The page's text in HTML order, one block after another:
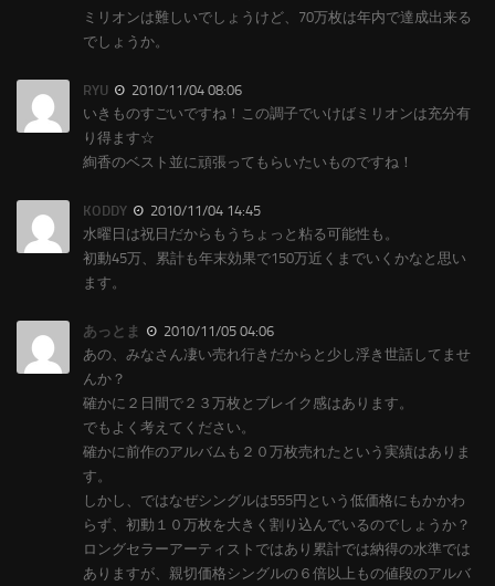
ミリオンは難しいでしょうけど、70万枚は年内で達成出来る
でしょうか。
RYU
2010/11/04 08:06
いきものすごいですね！この調子でいけばミリオンは充分有
り得ます☆
絢香のベスト並に頑張ってもらいたいものですね！
KODDY
2010/11/04 14:45
水曜日は祝日だからもうちょっと粘る可能性も。
初動45万、累計も年末効果で150万近くまでいくかなと思い
ます。
あっとま
2010/11/05 04:06
あの、みなさん凄い売れ行きだからと少し浮き世話してませ
んか？
確かに２日間で２３万枚とブレイク感はあります。
でもよく考えてください。
確かに前作のアルバムも２０万枚売れたという実績はありま
す。
しかし、ではなぜシングルは555円という低価格にもかかわ
らず、初動１０万枚を大きく割り込んでいるのでしょうか？
ロングセラーアーティストではあり累計では納得の水準では
ありますが、親切価格シングルの６倍以上もの値段のアルバ